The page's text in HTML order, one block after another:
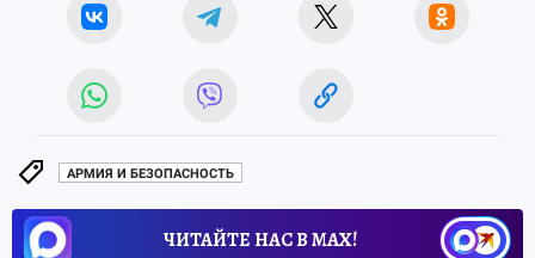
АРМИЯ И БЕЗОПАСНОСТЬ
ЧИТАЙТЕ НАС В МАХ!